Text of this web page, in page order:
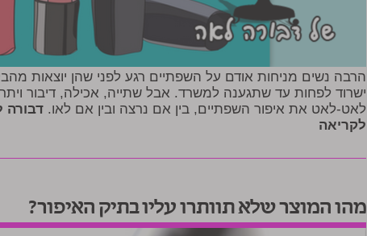
הרבה נשים מניחות אודם על השפתיים רגע לפני שהן יוצאות
ישרוד לפחות עד שתגענה למשרד. אבל שתייה, אכילה, דיבור
לאט-לאט את איפור השפתיים, בין אם נרצה ובין אם לאו. דבורה
לקריאה
מהו המוצר שלא תוותרו עליו בתיק האיפור?